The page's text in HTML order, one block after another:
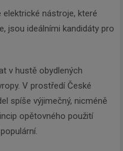
elektrické nástroje, které
jsou ideálními kandidáty pro
v hustě obydlených
V prostředí České
spíše výjimečný, nicméně
opětovného použití